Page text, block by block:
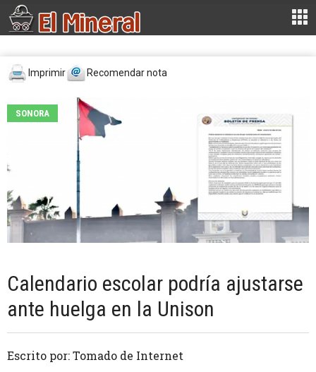
Imprimir Recomendar nota
SONORA
Calendario escolar podría ajustarse
ante huelga en la Unison
Escrito por: Tomado de Internet